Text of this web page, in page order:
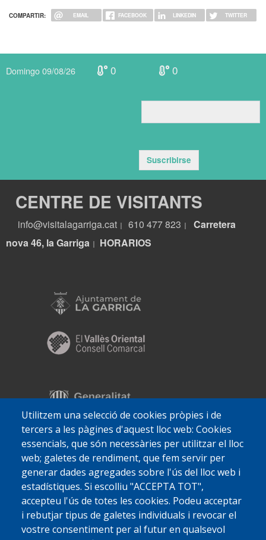
COMPARTIR: EMAIL FACEBOOK LINKEDIN TWITTER
Utilitzem una selecció de cookies pròpies i de
tercers a les pàgines d'aquest lloc web: Cookies
essencials, que són necessàries per utilitzar el lloc
web; galetes de rendiment, que fem servir per
generar dades agregades sobre l'ús del lloc web i
estadístiques. Si escolliu "ACCEPTA TOT",
accepteu l'ús de totes les cookies. Podeu acceptar
i rebutjar tipus de galetes individuals i revocar el
vostre consentiment per al futur en qualsevol
Domingo 09/08/26 0 0
Suscribirse
CENTRE DE VISITANTS
info@visitalagarriga.cat 610 477 823
Carretera
nova 46, la Garriga
HORARIOS